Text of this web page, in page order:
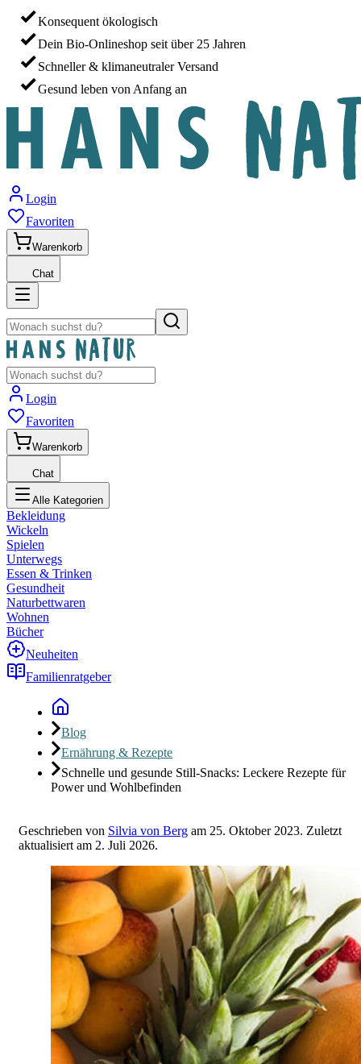
Konsequent ökologisch
Dein Bio-Onlineshop seit über 25 Jahren
Schneller & klimaneutraler Versand
Gesund leben von Anfang an
Login
Favoriten
Warenkorb
Chat
Login
Favoriten
Warenkorb
Chat
Alle Kategorien
Bekleidung
Wickeln
Spielen
Unterwegs
Essen & Trinken
Gesundheit
Naturbettwaren
Wohnen
Bücher
Neuheiten
Familienratgeber
Blog
Ernährung & Rezepte
Schnelle und gesunde Still-Snacks: Leckere Rezepte für
Power und Wohlbefinden
Geschrieben von Silvia von Berg am 25. Oktober 2023. Zuletzt
aktualisiert am 2. Juli 2026.